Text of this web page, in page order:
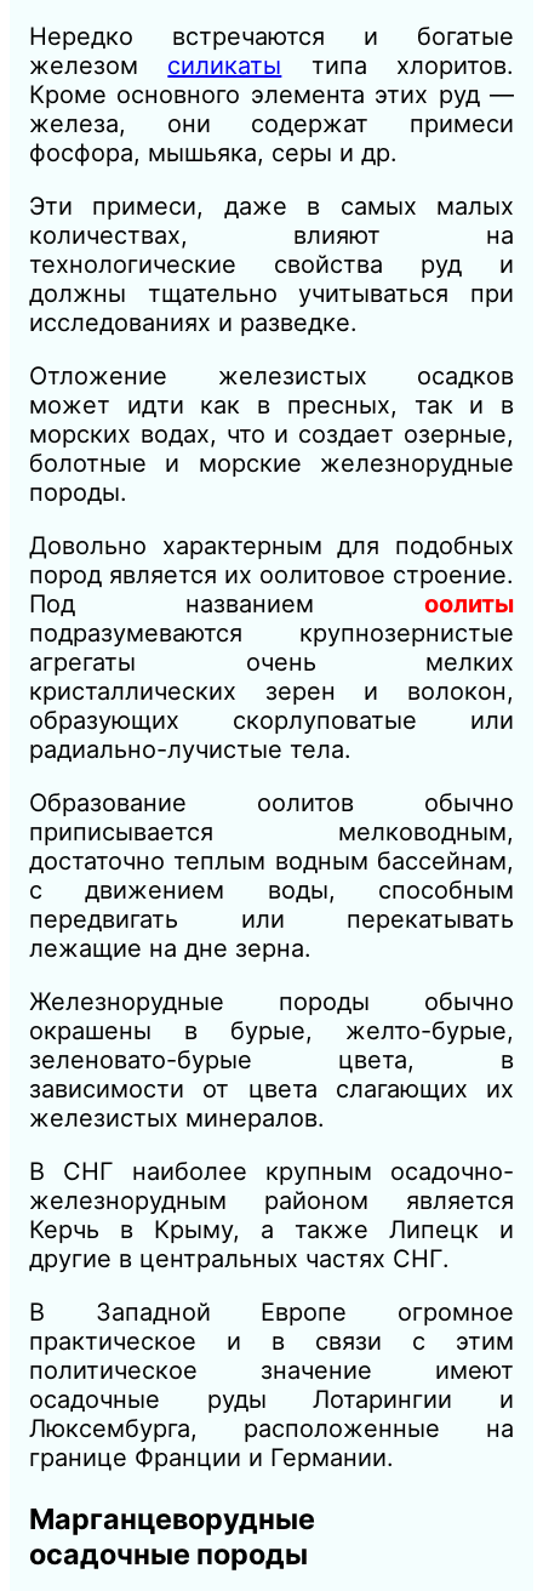
Нередко встречаются и богатые
железом силикаты типа хлоритов.
Кроме основного элемента этих руд —
железа, они содержат примеси
фосфора, мышьяка, серы и др.
Эти примеси, даже в самых малых
количествах, влияют на
технологические свойства руд и
должны тщательно учитываться при
исследованиях и разведке.
Отложение железистых осадков
может идти как в пресных, так и в
морских водах, что и создает озерные,
болотные и морские железнорудные
породы.
Довольно характерным для подобных
пород является их оолитовое строение.
Под названием оолиты
подразумеваются крупнозернистые
агрегаты очень мелких
кристаллических зерен и волокон,
образующих скорлуповатые или
радиально-лучистые тела.
Образование оолитов обычно
приписывается мелководным,
достаточно теплым водным бассейнам,
с движением воды, способным
передвигать или перекатывать
лежащие на дне зерна.
Железнорудные породы обычно
окрашены в бурые, желто-бурые,
зеленовато-бурые цвета, в
зависимости от цвета слагающих их
железистых минералов.
В СНГ наиболее крупным осадочно-
железнорудным районом является
Керчь в Крыму, а также Липецк и
другие в центральных частях СНГ.
В Западной Европе огромное
практическое и в связи с этим
политическое значение имеют
осадочные руды Лотарингии и
Люксембурга, расположенные на
границе Франции и Германии.
Марганцеворудные
осадочные породы